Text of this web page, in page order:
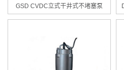
GSD CVDC立式干井式不堵塞泵